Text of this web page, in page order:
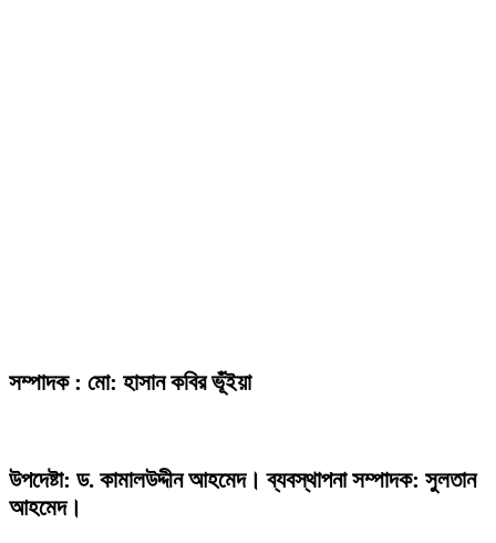
সম্পাদক : মো: হাসান কবির ভূঁইয়া
উপদেষ্টা: ড. কামালউদ্দীন আহমেদ। ব্যবস্থাপনা সম্পাদক: সুলতান
আহমেদ।